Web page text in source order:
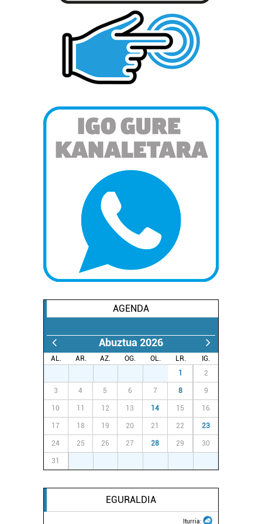
AGENDA
Abuztua 2026
AL. AR. AZ. OG. OL. LR.
IG.
1 2
3 4 5 6 7 8 9
10 11 12 13 14 15 16
17 18 19 20 21 22 23
24 25 26 27 28 29 30
31
EGURALDIA
Iturria: